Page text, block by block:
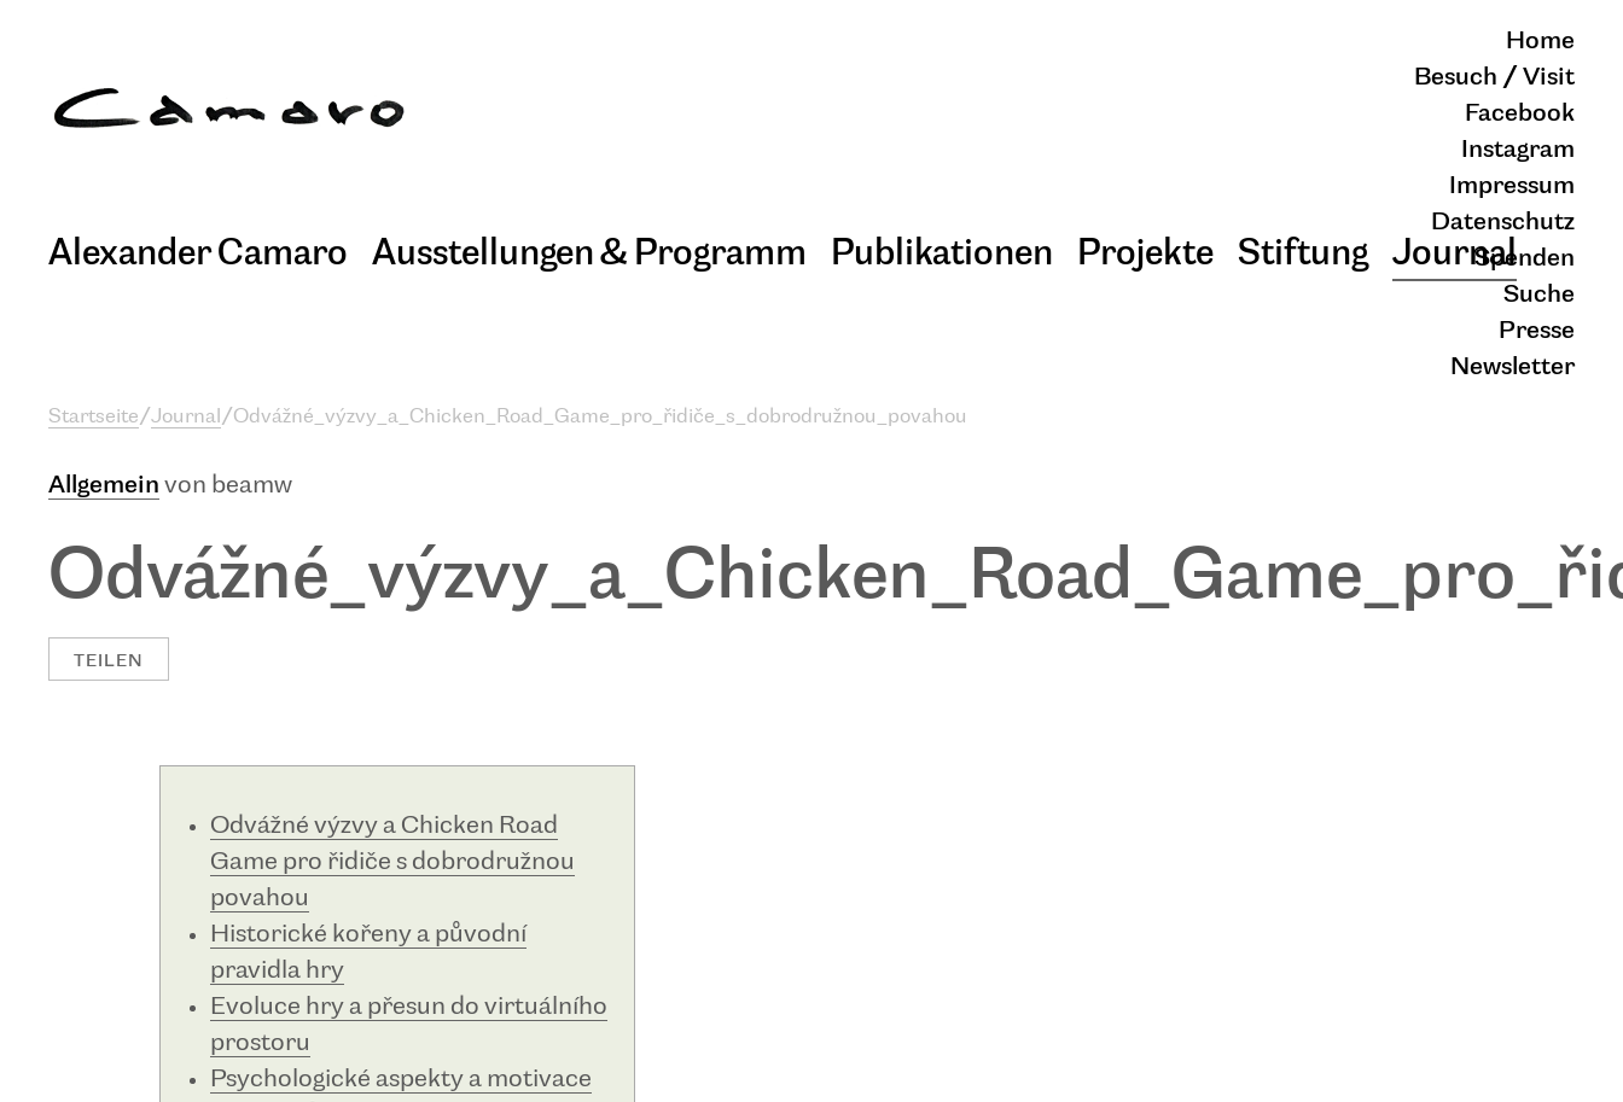
Alexander Camaro Ausstellungen & Programm Publikationen Projekte Stiftung Journal
Home
Besuch / Visit
Facebook
Instagram
Impressum
Datenschutz
Spenden
Suche
Presse
Newsletter
Startseite/Journal /Odvážné_výzvy_a_Chicken_Road_Game_pro_řidiče_s_dobrodružnou_povahou
Allgemein von beamw
TEILEN
Odvážné výzvy a Chicken Road
Game pro řidiče s dobrodružnou
povahou
Historické kořeny a původní
pravidla hry
Evoluce hry a přesun do virtuálního
prostoru
Psychologické aspekty a motivace